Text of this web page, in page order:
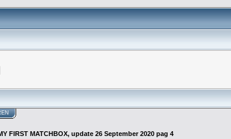
FIRST MATCHBOX, update 26 September 2020 pag 4